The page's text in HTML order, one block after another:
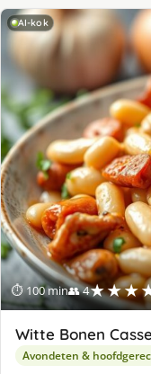
AI-kok
⏱ 100 min👥 4
Witte Bonen
Avondeten &